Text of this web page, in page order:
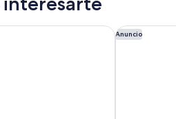
Melbourne Palm Bay
Anuncio
Courtyard